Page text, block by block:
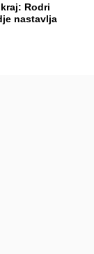
Rodri
nastavlja